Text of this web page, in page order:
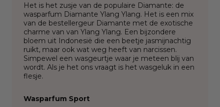
Het is het zusje van de populaire Diamante: de
wasparfum Diamante Ylang Ylang. Het is een mix
van de bestellergeur Diamante met de exotische
charme van van Ylang Ylang. Een bijzondere
bloem uit Indonesië die een beetje jasmijnachtig
ruikt, maar ook wat weg heeft van narcissen.
Simpewel een wasgeurtje waar je meteen blij van
wordt. Als je het ons vraagt is het wasgeluk in een
flesje.
Wasparfum Sport